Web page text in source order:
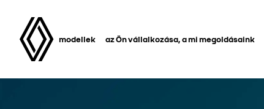
modellek az Ön vállalkozása, a mi megoldásaink